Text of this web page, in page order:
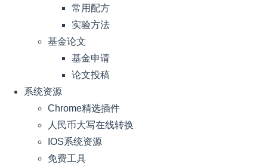
常用配方
实验方法
基金论文
基金申请
论文投稿
系统资源
Chrome精选插件
人民币大写在线转换
IOS系统资源
免费工具